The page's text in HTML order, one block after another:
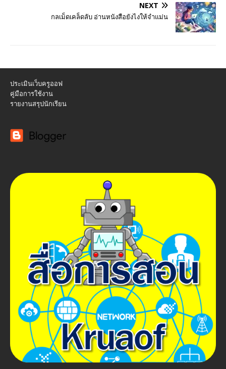
NEXT
กลเม็ดเคล็ดลับ อ่านหนังสือยังไงให้จำแม่น
ประเมินเว็บครูออฟ
คู่มือการใช้งาน
รายงานสรุปนักเรียน